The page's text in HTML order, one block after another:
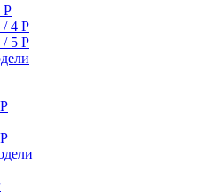
P
4 P
5 P